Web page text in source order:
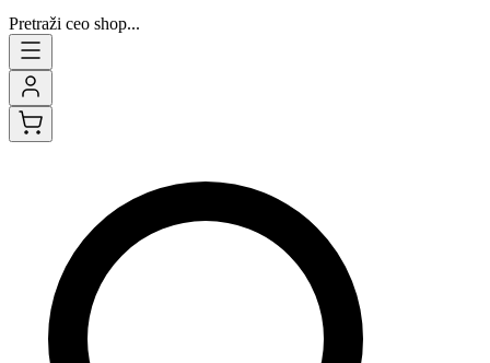
Pretraži ceo shop...